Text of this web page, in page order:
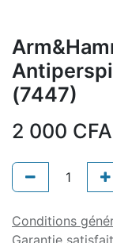
(7447)
2 000 CFA
Conditions
Garantie